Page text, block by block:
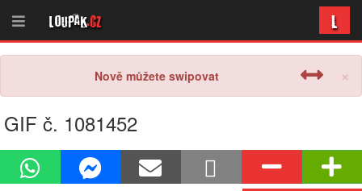
Loupak.cz L
×
Nově můžete swipovat
GIF č. 1081452